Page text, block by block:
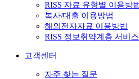
RISS 자료 유형별 이용방
복사/대출 이용방법
해외전자자료 이용방법
RISS 정보취약계층 서비
고객센터
자주 찾는 질문